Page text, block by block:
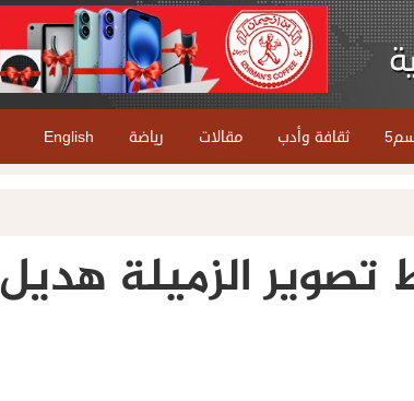
ثقافة وأدب مقالات رياضة English
الزميلة هديل